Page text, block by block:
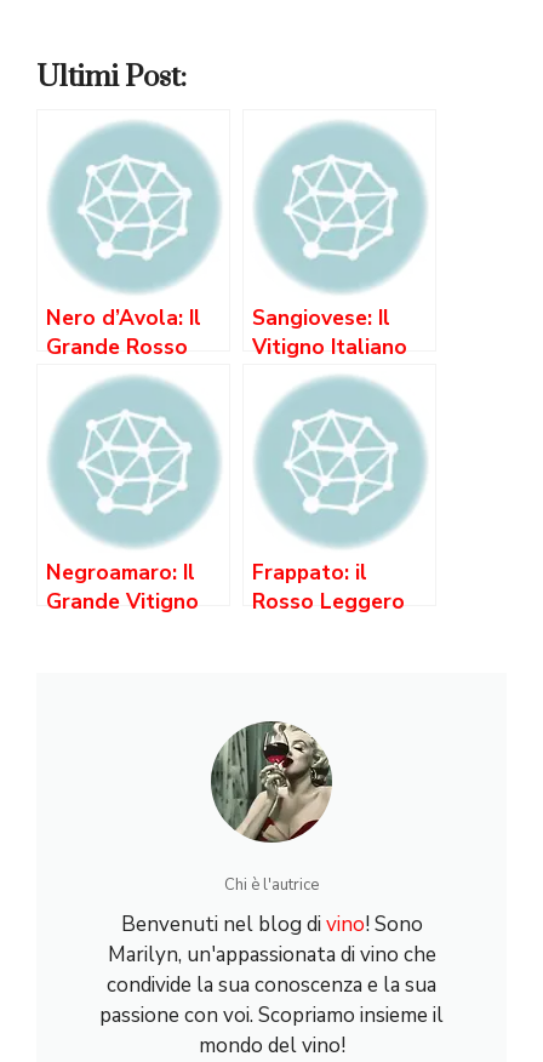
Ultimi Post:
Nero d’Avola: Il
Grande Rosso
Siciliano —
Caratteristiche,
Gusto e
Abbinamenti
Sangiovese: Il
Vitigno Italiano
più Coltivato —
da Chianti a
Brunello
Negroamaro: Il
Grande Vitigno
Frappato: il
Rosso Leggero
Chi è l'autrice
Benvenuti nel blog divino! Sono
Marilyn, un'appassionata di vino che
condivide la sua conoscenza e la sua
passione con voi. Scopriamo insieme il
mondo del vino!